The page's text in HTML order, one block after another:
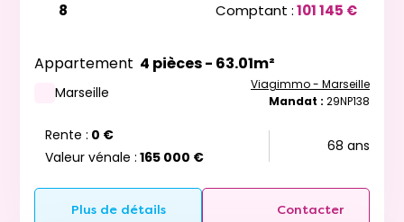
8 Comptant :101 145 €
Appartement 4 pièces - 63.01m²
Marseille
Viagimmo - Marseille
Mandat : 29NP138
Rente : 0 €
Valeur vénale : 165 000 €
68 ans
Plus de détails Contacter